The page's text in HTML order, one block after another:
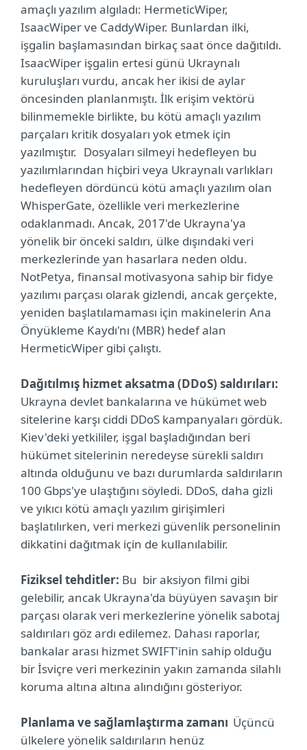
amaçlı yazılım algıladı: HermeticWiper,
IsaacWiper ve CaddyWiper. Bunlardan ilki,
işgalin başlamasından birkaç saat önce dağıtıldı.
IsaacWiper işgalin ertesi günü Ukraynalı
kuruluşları vurdu, ancak her ikisi de aylar
öncesinden planlanmıştı. İlk erişim vektörü
bilinmemekle birlikte, bu kötü amaçlı yazılım
parçaları kritik dosyaları yok etmek için
yazılmıştır. Dosyaları silmeyi hedefleyen bu
yazılımlarından hiçbiri veya Ukraynalı varlıkları
hedefleyen dördüncü kötü amaçlı yazılım olan
WhisperGate, özellikle veri merkezlerine
odaklanmadı. Ancak, 2017'de Ukrayna'ya
yönelik bir önceki saldırı, ülke dışındaki veri
merkezlerinde yan hasarlara neden oldu.
NotPetya, finansal motivasyona sahip bir fidye
yazılımı parçası olarak gizlendi, ancak gerçekte,
yeniden başlatılamaması için makinelerin Ana
Önyükleme Kaydı'nı (MBR) hedef alan
HermeticWiper gibi çalıştı.
Dağıtılmış hizmet aksatma (DDoS) saldırıları:
Ukrayna devlet bankalarına ve hükümet web
sitelerine karşı ciddi DDoS kampanyaları gördük.
Kiev'deki yetkililer, işgal başladığından beri
hükümet sitelerinin neredeyse sürekli saldırı
altında olduğunu ve bazı durumlarda saldırıların
100 Gbps'ye ulaştığını söyledi. DDoS, daha gizli
ve yıkıcı kötü amaçlı yazılım girişimleri
başlatılırken, veri merkezi güvenlik personelinin
dikkatini dağıtmak için de kullanılabilir.
Fiziksel tehditler: Bu bir aksiyon filmi gibi
gelebilir, ancak Ukrayna'da büyüyen savaşın bir
parçası olarak veri merkezlerine yönelik sabotaj
saldırıları göz ardı edilemez. Dahası raporlar,
bankalar arası hizmet SWIFT'inin sahip olduğu
bir İsviçre veri merkezinin yakın zamanda silahlı
koruma altına altına alındığını gösteriyor.
Planlama ve sağlamlaştırma zamanı Üçüncü
ülkelere yönelik saldırıların henüz